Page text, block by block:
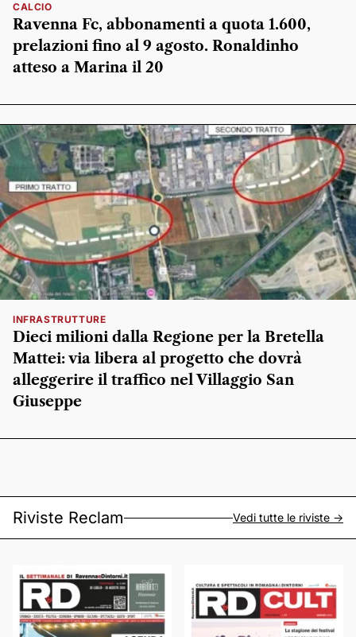
CALCIO
Ravenna Fc, abbonamenti a quota 1.600,
prelazioni fino al 9 agosto. Ronaldinho
atteso a Marina il 20
INFRASTRUTTURE
Dieci milioni dalla Regione per la Bretella
Mattei: via libera al progetto che dovrà
alleggerire il traffico nel Villaggio San
Giuseppe
Riviste Reclam Vedi tutte le riviste ->